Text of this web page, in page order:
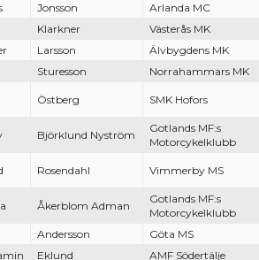
Jonsson
Arlanda MC
Klarkner
Västerås MK
Larsson
Älvbygdens MK
Sturesson Norrahammars MK
Östberg SMK Hofors
Björklund Nyström
Gotlands MF:s
Motorcykelklubb
Rosendahl Vimmerby MS
Åkerblom Adman
Gotlands MF:s
Motorcykelklubb
Andersson
Göta MS
Eklund
AMF Södertälje